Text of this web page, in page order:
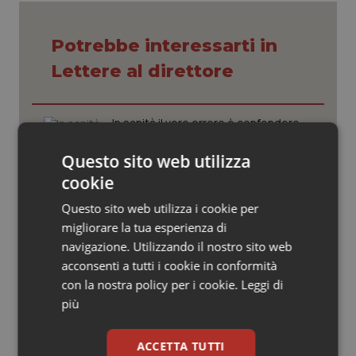
Veneto
Oncoematologia
Psoriasi & pelle
Quotidiano Cardiologia
Quotidiano Chirurgia
Quotidiano Oncologia
Quotidiano Pediatria
Rene & patologie urogenitali
Potrebbe interessarti in
Lettere al direttore
In sanità il vero errore è confondere
Comunità!” Slogan rischioso per una
giusta campagna promozionale delle
nuove strutture territoriali.
Il contratto della sanità e i frutti
avvelenati del neocorporativismo
Arpal, Fsr e perimetrazione delle
Questo sito web utilizza
cookie
Questo sito web utilizza i cookie per
migliorare la tua esperienza di
navigazione. Utilizzando il nostro sito web
acconsenti a tutti i cookie in conformità
con la nostra policy per i cookie. Leggi di
più
ACCETTA TUTTI